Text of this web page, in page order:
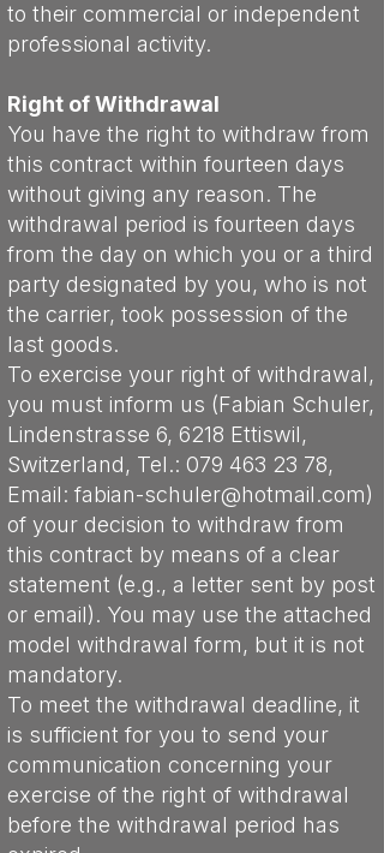
to their commercial or independent
professional activity.
Right of Withdrawal
You have the right to withdraw from
this contract within fourteen days
without giving any reason. The
withdrawal period is fourteen days
from the day on which you or a third
party designated by you, who is not
the carrier, took possession of the
last goods.
To exercise your right of withdrawal,
you must inform us (Fabian Schuler,
Lindenstrasse 6, 6218 Ettiswil,
Switzerland, Tel.: 079 463 23 78,
Email: fabian-schuler@hotmail.com)
of your decision to withdraw from
this contract by means of a clear
statement (e.g., a letter sent by post
or email). You may use the attached
model withdrawal form, but it is not
mandatory.
To meet the withdrawal deadline, it
is sufficient for you to send your
communication concerning your
exercise of the right of withdrawal
before the withdrawal period has